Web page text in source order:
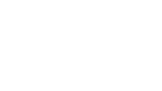
todo lo que tenemos para
de Deportes y aire libre en
tus proyectos de renovación y